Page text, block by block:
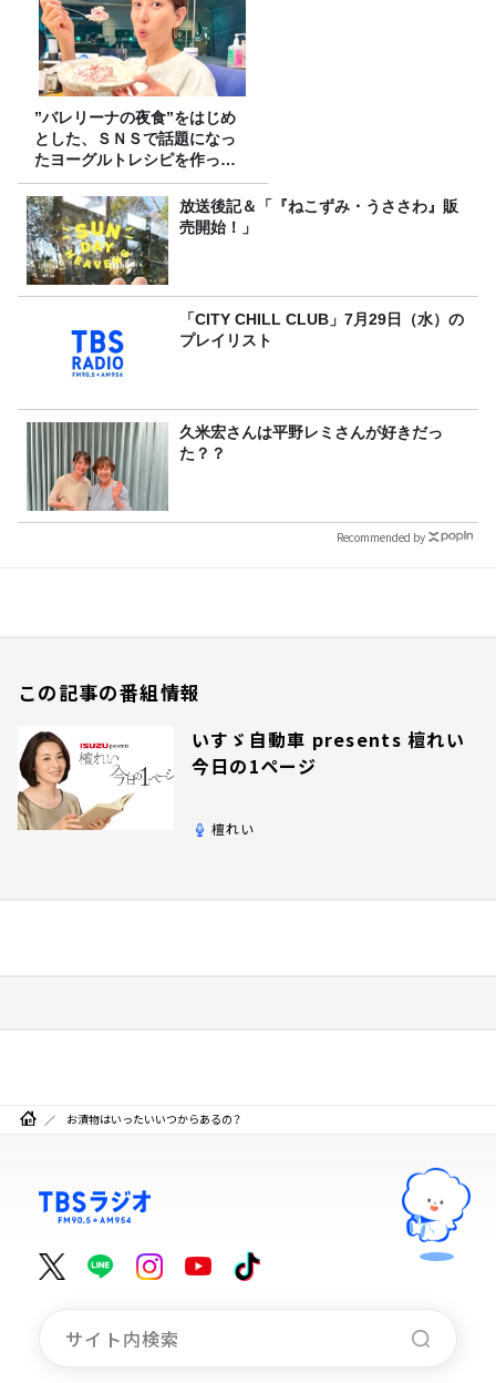
”バレリーナの夜食”をはじめ
とした、ＳＮＳで話題になっ
たヨーグルトレシピを作って
みた！
放送後記＆「『ねこずみ・うささわ』販
売開始！」
「CITY CHILL CLUB」7月29日（水）の
プレイリスト
久米宏さんは平野レミさんが好きだっ
た？？
Recommended by
この記事の番組情報
いすゞ自動車 presents 檀れい
今日の1ページ
檀れい
お漬物はいったいいつからあるの？